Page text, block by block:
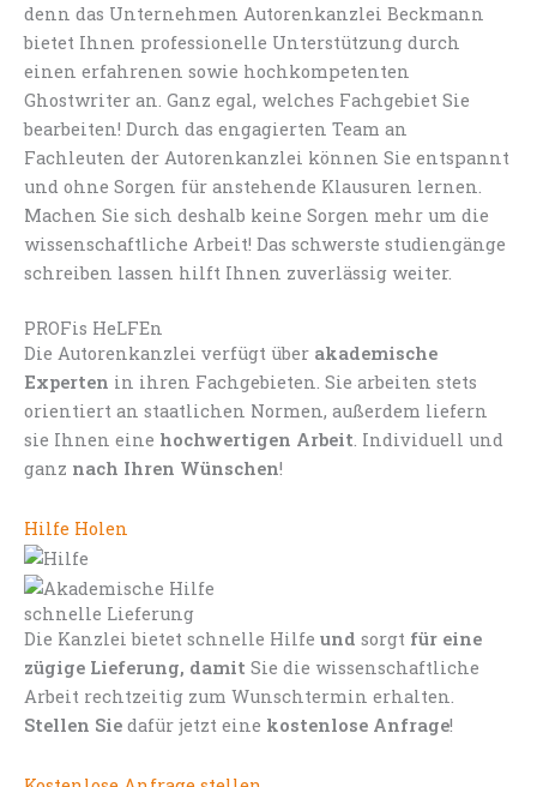
denn das Unternehmen Autorenkanzlei Beckmann
bietet Ihnen professionelle Unterstützung durch
einen erfahrenen sowie hochkompetenten
Ghostwriter an. Ganz egal, welches Fachgebiet Sie
bearbeiten! Durch das engagierten Team an
Fachleuten der Autorenkanzlei können Sie entspannt
und ohne Sorgen für anstehende Klausuren lernen.
Machen Sie sich deshalb keine Sorgen mehr um die
wissenschaftliche Arbeit! Das schwerste studiengänge
schreiben lassen hilft Ihnen zuverlässig weiter.
PROFis HeLFEn
Die Autorenkanzlei verfügt über akademische
Experten in ihren Fachgebieten. Sie arbeiten stets
orientiert an staatlichen Normen, außerdem liefern
sie Ihnen eine hochwertigen Arbeit. Individuell und
ganz nach Ihren Wünschen!
Hilfe Holen
schnelle Lieferung
Die Kanzlei bietet schnelle Hilfe und sorgt für eine
zügige Lieferung, damit Sie die wissenschaftliche
Arbeit rechtzeitig zum Wunschtermin erhalten.
Stellen Sie dafür jetzt eine kostenlose Anfrage!